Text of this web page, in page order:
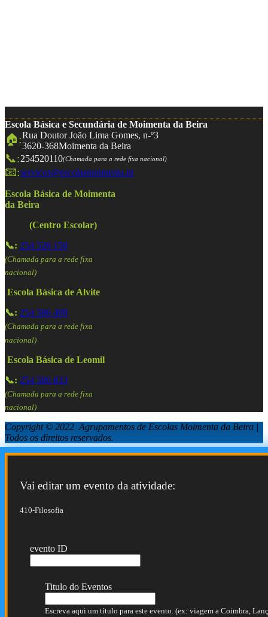
Escola Básica e Secundária de Moimenta da Beira
🏠:Rua Doutor João Lima Gomes, n-º3
3620-368Moimenta da Beira
📞:254520110(Chamada para a rede fixa nacional)
📧:servicos@escolasmoimenta.pt
Escola Básica de Moimenta
da Beira
(Centro Escolar)
📞: 254 520 150
(Chamada para a rede fixa
nacional)
Escola Básica de Alvite
📞: 254 586 409
(Chamada para a rede fixa
nacional)
Escola Básica de Leomil
📞: 254 586 833
(Chamada para a rede fixa
nacional)
Copyright © 2022 Agrupamentos de Escolas Moimenta da Beira |
Todos os direitos reservados.
Vai editar um evento da atividade:
410-Filosofia
evento ID
Titulo do Eventos
Escreva aqui um título para este evento. (ex: viagem a Coimbra,